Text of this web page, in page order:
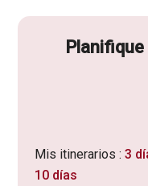
Mis itinerarios :3
10 días